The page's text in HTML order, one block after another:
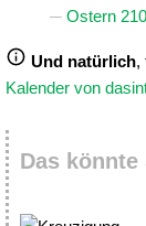
Ostern
Und natürlich,
Kalender von
Das